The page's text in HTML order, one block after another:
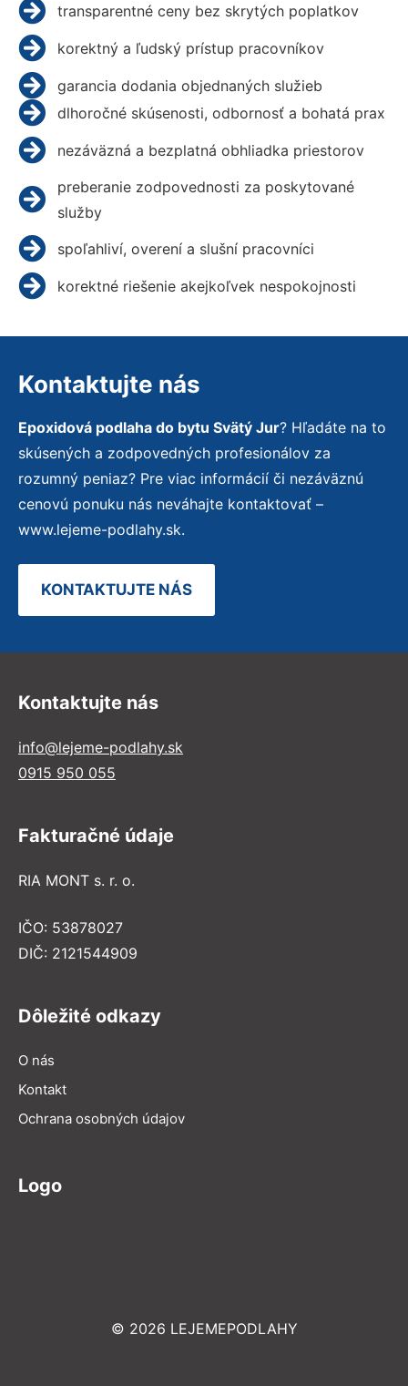
transparentné ceny bez skrytých poplatkov
korektný a ľudský prístup pracovníkov
garancia dodania objednaných služieb
dlhoročné skúsenosti, odbornosť a bohatá prax
nezáväzná a bezplatná obhliadka priestorov
preberanie zodpovednosti za poskytované
služby
spoľahliví, overení a slušní pracovníci
korektné riešenie akejkoľvek nespokojnosti
Kontaktujte nás
Epoxidová podlaha do bytu Svätý Jur? Hľadáte na to
skúsených a zodpovedných profesionálov za
rozumný peniaz? Pre viac informácií či nezáväznú
cenovú ponuku nás neváhajte kontaktovať –
www.lejeme-podlahy.sk.
KONTAKTUJTE NÁS
Kontaktujte nás
info@lejeme-podlahy.sk
0915 950 055
Fakturačné údaje
RIA MONT s. r. o.
IČO: 53878027
DIČ: 2121544909
Dôležité odkazy
O nás
Kontakt
Ochrana osobných údajov
Logo
© 2026 LEJEMEPODLAHY